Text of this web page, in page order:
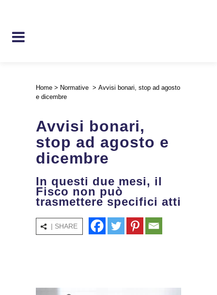
Home > Normative > Avvisi bonari, stop ad agosto
e dicembre
Avvisi bonari,
stop ad agosto e
dicembre
In questi due mesi, il
Fisco non può
trasmettere specifici atti
| SHARE